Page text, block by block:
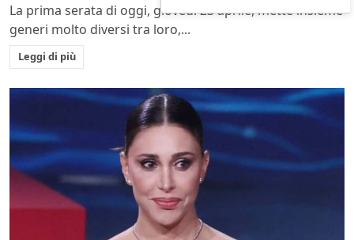
La prima serata di oggi, giovedì 23 aprile, mette insieme
generi molto diversi tra loro,...
Leggi di più